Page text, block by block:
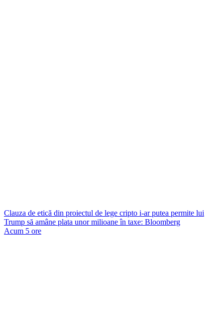
Clauza de etică din proiectul de lege cripto i-ar putea permite lui
Trump să amâne plata unor milioane în taxe: Bloomberg
Acum 5 ore